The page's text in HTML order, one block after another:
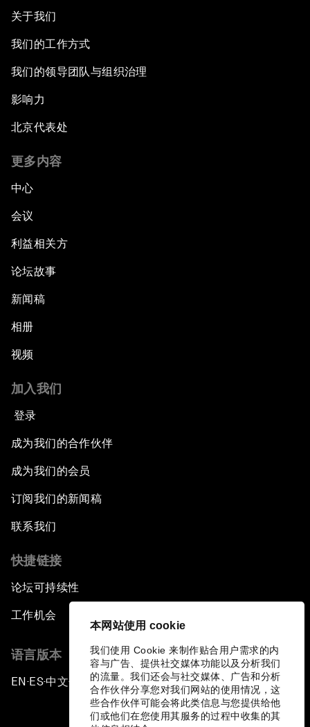
本网站使用 cookie
我们使用 Cookie 来制作贴合用户需求的内
容与广告、提供社交媒体功能以及分析我们
的流量。我们还会与社交媒体、广告和分析
合作伙伴分享您对我们网站的使用情况，这
些合作伙伴可能会将此类信息与您提供给他
们或他们在您使用其服务的过程中收集的其
关于我们
我们的工作方式
我们的领导团队与组织治理
影响力
北京代表处
更多内容
中心
会议
利益相关方
论坛故事
新闻稿
相册
视频
加入我们
登录
成为我们的合作伙伴
成为我们的会员
订阅我们的新闻稿
联系我们
快捷链接
论坛可持续性
工作机会
语言版本
EN ▪ES▪中文▪ 日本語